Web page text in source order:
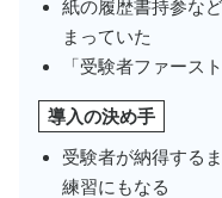
紙の履歴書持参な
まっていた
「受験者ファース
導入の決め手
受験者が納得する
練習にもなる